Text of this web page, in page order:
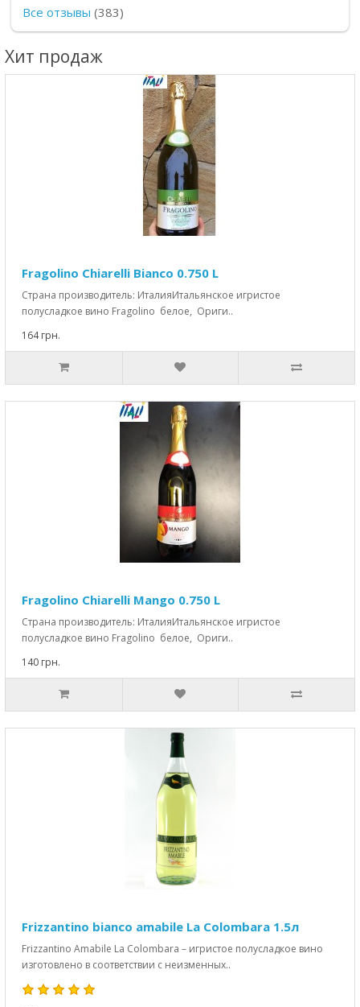
Все отзывы (383)
Хит продаж
Fragolino Chiarelli Bianco 0.750 L
Страна производитель: ИталияИтальянское игристое
полусладкое вино Fragolino белое, Ориги..
164 грн.
Fragolino Chiarelli Mango 0.750 L
Страна производитель: ИталияИтальянское игристое
полусладкое вино Fragolino белое, Ориги..
140 грн.
Frizzantino bianco amabile La Colombara 1.5л
Frizzantino Amabile La Colombara – игристое полусладкое вино
изготовлено в соответствии с неизменных..